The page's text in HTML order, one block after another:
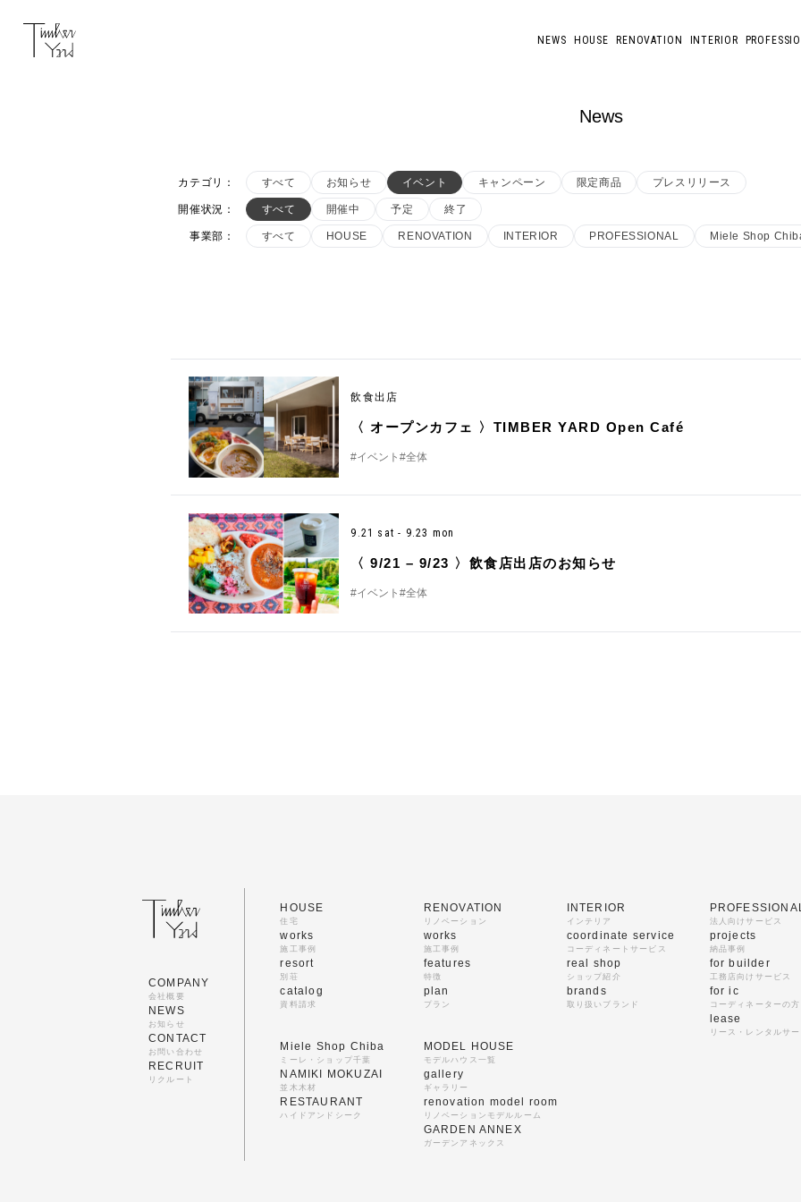
NEWS HOUSE RENOVATION INTERIOR
News
カテゴリ ： すべて お知らせ イベント キャンペーン 限定商品 プレスリリース
開催状況 ： すべて 開催中 予定 終了
事業部 ： すべて HOUSE RENOVATION INTERIOR PROFESSIONAL Miele Shop
飲食出店
〈 オープンカフェ 〉TIMBER YARD Open Café
#イベント#全体
9.21 sat - 9.23 mon
〈 9/21 – 9/23 〉飲食店出店のお知らせ
#イベント#全体
COMPANY
会社概要
NEWS
お知らせ
CONTACT
お問い合わせ
RECRUIT
リクルート
HOUSE
住宅
works
施工事例
resort
別荘
catalog
資料請求
RENOVATION
リノベーション
works
施工事例
features
特徴
plan
プラン
INTERIOR
インテリア
coordinate service
コーディネートサービス
real shop
ショップ紹介
brands
取り扱いブランド
法人向けサービス
projects
納品事例
for builder
工務店向けサービス
for ic
コーディネーターの
lease
リース・レンタルサ
Miele Shop Chiba
ミーレ・ショップ千葉
NAMIKI MOKUZAI
並木木材
RESTAURANT
ハイドアンドシーク
MODEL HOUSE
モデルハウス一覧
gallery
ギャラリー
renovation model room
リノベーションモデルルーム
GARDEN ANNEX
ガーデンアネックス